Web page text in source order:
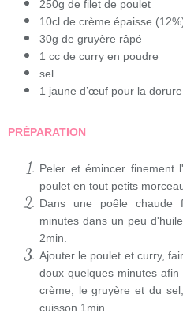
250g de filet de poulet
10cl de crème épaisse
30g de gruyère râpé
1 cc de curry en poudre
sel
1 jaune d’œuf pour la dorure
PRÉPARATION
Peler et émincer finement
poulet en tout petits
Dans une poêle chaude
minutes dans un peu
2min.
Ajouter le poulet et curry,
doux quelques minutes
crème, le gruyère et du
cuisson 1min.